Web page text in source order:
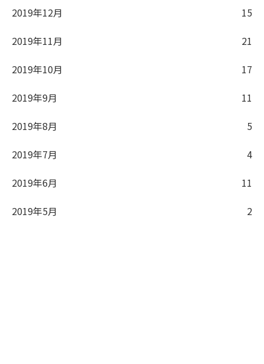
2019年12月
15
2019年11月
21
2019年10月
17
2019年9月
11
2019年8月
5
2019年7月
4
2019年6月
11
2019年5月
2